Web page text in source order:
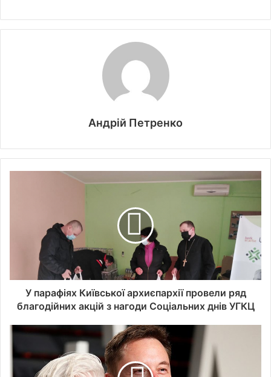
Андрій Петренко
У парафіях Київської архиєпархії провели ряд
благодійних акцій з нагоди Соціальних днів УГКЦ